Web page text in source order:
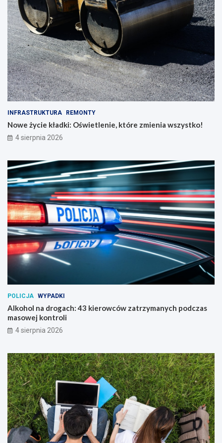
INFRASTRUKTURA REMONTY
Nowe życie kładki: Oświetlenie, które zmienia wszystko!
4 sierpnia 2026
POLICJA WYPADKI
Alkohol na drogach: 43 kierowców zatrzymanych podczas
masowej kontroli
4 sierpnia 2026